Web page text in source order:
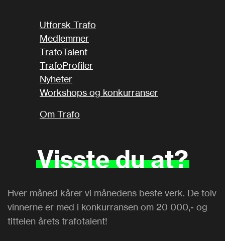
Utforsk Trafo
Medlemmer
TrafoTalent
TrafoProfiler
Nyheter
Workshops og konkurranser
Om Trafo
Vissteduat?
Hver måned kårer vi månedens beste verk. De tolv
vinnerne er med i konkurransen om 20 000,- og
tittelen årets trafotalent!